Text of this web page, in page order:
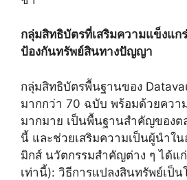
กลุ่มสิทธิบัตรที่เสริมความแข็งแก
ป้องกันทรัพย์สินทางปัญญา
กลุ่มสิทธิบัตรพื้นฐานของ
มากกว่า 70 ฉบับ พร้อมด้วยควา
มากมาย เป็นพื้นฐานสำคัญของต
นี้ และช่วยเสริมความเป็นผู้นำใ
มิกส์ นวัตกรรมสำคัญต่าง ๆ ได้แ
เท่านี้): วิธีการแปลงสินทรัพย์เป็